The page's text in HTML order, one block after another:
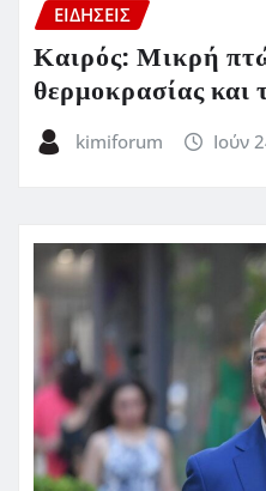
ΕΙΔΗΣΕΙΣ
Καιρός: Μικρή
θερμοκρασίας και
kimiforum Ιούν